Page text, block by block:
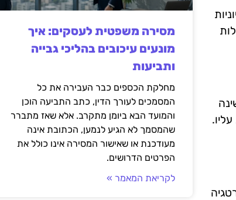
מסירה משפטית לעסקים: איך
מונעים עיכובים בהליכי גבייה
ותביעות
מחלקת הכספים כבר העבירה את כל
המסמכים לעורך הדין, כתב התביעה הוכן
והמועד הבא ביומן מתקרב. אלא שאז מתברר
שהמסמך לא הגיע לנמען, הכתובת אינה
מעודכנת או שאישור המסירה אינו כולל את
הפרטים הדרושים.
לקריאת המאמר »